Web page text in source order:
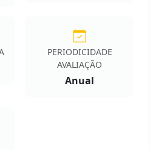
PERIODICIDADE
AVALIAÇÃO
Anual